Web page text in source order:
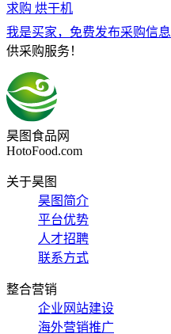
求购 烘干机
我是买家，免费发布采购信息
供采购服务！
昊图食品网
HotoFood.com
关于昊图
昊图简介
平台优势
人才招聘
联系方式
整合营销
企业网站建设
海外营销推广